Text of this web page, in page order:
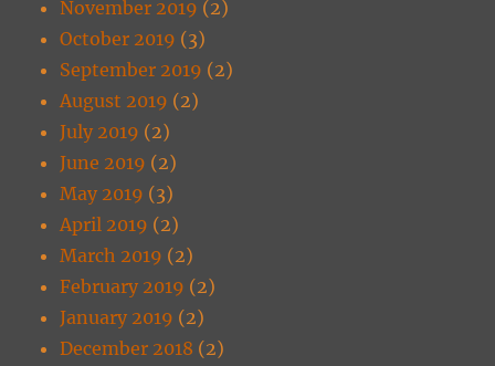
November 2019 (2)
October 2019 (3)
September 2019 (2)
August 2019 (2)
July 2019 (2)
June 2019 (2)
May 2019 (3)
April 2019 (2)
March 2019 (2)
February 2019 (2)
January 2019 (2)
December 2018 (2)